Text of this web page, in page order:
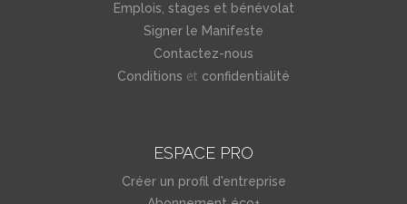
Emplois, stages et bénévolat
Signer le Manifeste
Contactez-nous
Conditions et confidentialité
ESPACE PRO
Créer un profil d'entreprise